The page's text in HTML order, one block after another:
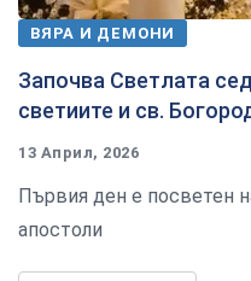
ВЯРА И ДЕМОНИ
Започва Светлата
светиите и св.
13 Април, 2026
Първия ден е посветен
апостоли